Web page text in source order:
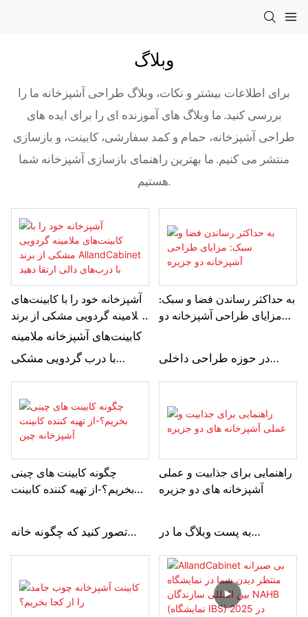
وبلاگ
برای اطلاعات بیشتر و نکات، وبلاگ طراحی آشپزخانه ما را
بررسی کنید. ما وبلاگ های آموزنده ای را برای ایده های
طراحی آشپزخانه، حمام و کمد سفارشی، کابینت، و بازسازی
منتشر می کنیم. ما بهترین راهنمای بازسازی آشپزخانه شما
هستیم.
آشپزخانه خود را با کابینت‌های
ملامینه گردویی مشکی از برند
AllandCabinet با درب‌های
دالی ارتقا دهید
کابینت‌های آشپزخانه ملامینه
با درب گردویی مشکی
AllandCabinet برای خانه‌های
مدرن آمریکایی که به دنبال
خطوط تمیز، دوام و ارزش
هستند، طراحی شده‌اند. این
کابینت‌های آشپزخانه مدرن با
سبک درب تخت، ظاهری
کاملاً با طرح‌های آشپزخانه
مینیمالیستی، شهری و انتقالی
مطابقت دارد. روکش ملامینه
به رنگ گردویی مشکی،
به حداکثر رساندن فضا و سبک:
مزایای طراحی آشپزخانه دو
در حوزه طراحی داخلی
مدرن ، آشپزخانه نقش سنتی
خود را به عنوان یک فضای
صرف پخت و پز فراتر رفته و
است ، یک منطقه چند
منظوره که در آن خلاقیت
روبرو می شود. از بین
جدیدترین و به دنبال ترین
روند طراحی آشپزخانه ، طرح
Double Island به عنوان یک
چگونه کابینت های چینی
بخریم؟-از تهیه کننده کابینت
تصور کنید که چگونه خانه
جدید خود را تزئین کنید؟ از
چه مواد و رنگ هایی برای
کابینت استفاده می شود؟ از
راهنمایی برای جذابیت و عملی
آشپزخانه های دو جزیره
به پست وبلاگ ما در
آشپزخانه های Double Island
خوش آمدید. آشپزخانه های
Double Island نه تنها لوکس